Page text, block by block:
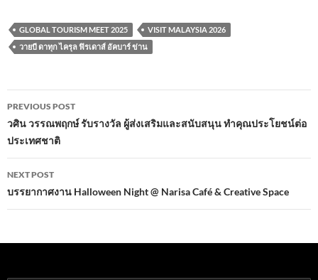
e
b
o
k
itt
er
ail at
s
p
p
e ar
e
GLOBAL TOURISM MEET 2025
VISIT MALAYSIA 2026
วายบี ดาทุก ไครุล ฟิรเดาส์ อัคบาร์ ข่าน
Post
navigation
PREVIOUS POST
วศิน วรรณพฤกษ์ รับรางวัล ผู้ส่งเสริมและสนับสนุน ทำคุณประโยชน์ต่อ
ประเทศชาติ
NEXT POST
บรรยากาศงาน Halloween Night @ Narisa Café & Creative Space